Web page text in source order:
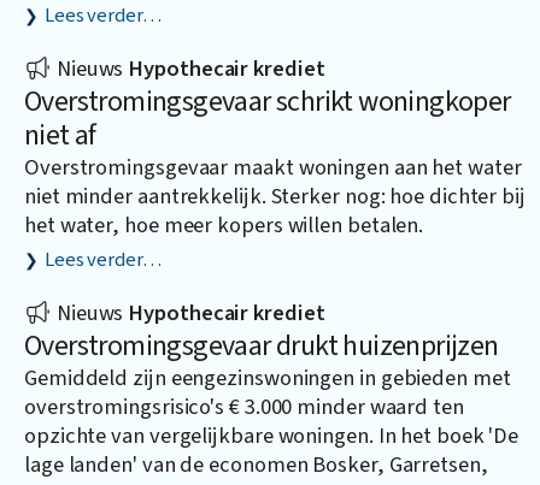
Lees verder…
Nieuws Hypothecair krediet
Overstromingsgevaar schrikt woningkoper
niet af
Overstromingsgevaar maakt woningen aan het water
niet minder aantrekkelijk. Sterker nog: hoe dichter bij
het water, hoe meer kopers willen betalen.
Lees verder…
Nieuws Hypothecair krediet
Overstromingsgevaar drukt huizenprijzen
Gemiddeld zijn eengezinswoningen in gebieden met
overstromingsrisico's € 3.000 minder waard ten
opzichte van vergelijkbare woningen. In het boek 'De
lage landen' van de economen Bosker, Garretsen,